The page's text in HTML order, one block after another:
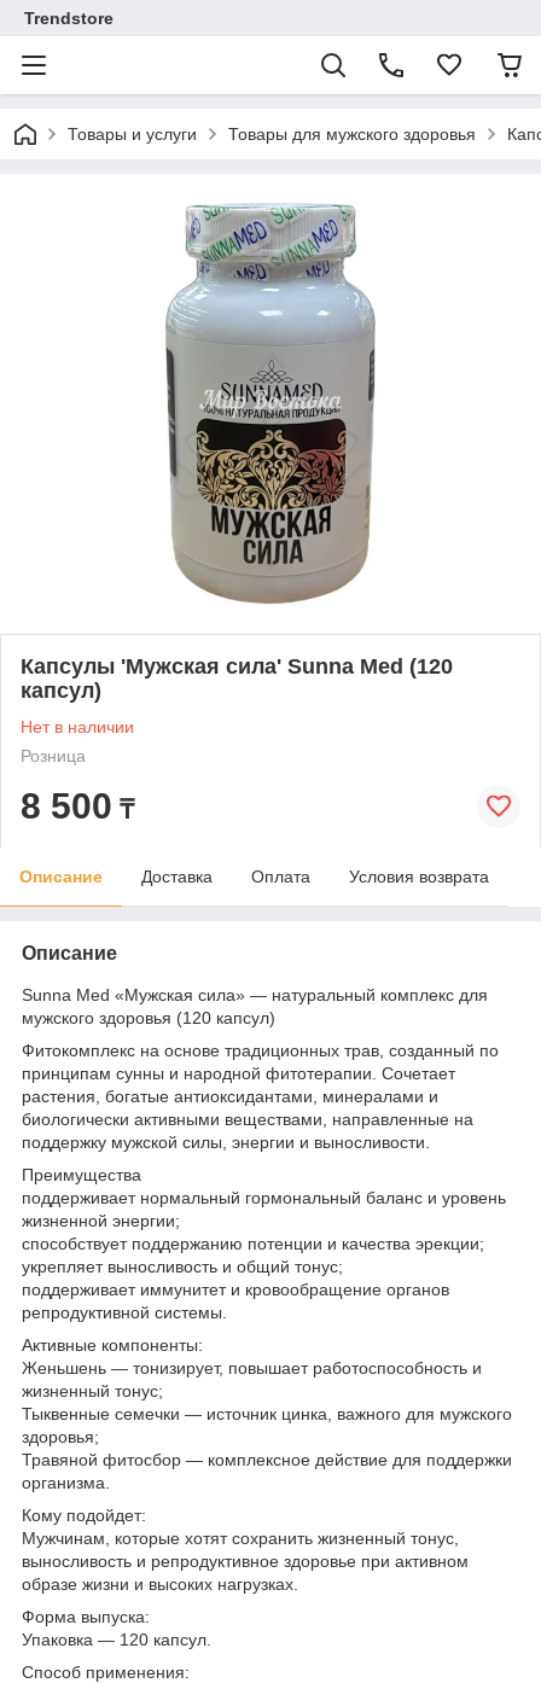
Trendstore
Товары и услуги Товары для мужского здоровья
Капсулы 'Мужская сила' Sunna Med (120
капсул)
Нет в наличии
Розница
8 500 ₸
Описание Доставка Оплата Условия возврата
Описание
Sunna Med «Мужская сила» — натуральный комплекс для
мужского здоровья (120 капсул)
Фитокомплекс на основе традиционных трав, созданный по
принципам сунны и народной фитотерапии. Сочетает
растения, богатые антиоксидантами, минералами и
биологически активными веществами, направленные на
поддержку мужской силы, энергии и выносливости.
Преимущества
поддерживает нормальный гормональный баланс и уровень
жизненной энергии;
способствует поддержанию потенции и качества эрекции;
укрепляет выносливость и общий тонус;
поддерживает иммунитет и кровообращение органов
репродуктивной системы.
Активные компоненты:
Женьшень — тонизирует, повышает работоспособность и
жизненный тонус;
Тыквенные семечки — источник цинка, важного для мужского
здоровья;
Травяной фитосбор — комплексное действие для поддержки
организма.
Кому подойдет:
Мужчинам, которые хотят сохранить жизненный тонус,
выносливость и репродуктивное здоровье при активном
образе жизни и высоких нагрузках.
Форма выпуска:
Упаковка — 120 капсул.
Способ применения: